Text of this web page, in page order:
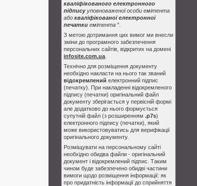
кваліфікованого електронного
підписууповноваженої особи емітента
або кваліфікованої електронної
печатки емітента ".
З метою дотримання цих вимог ми внесли
зміни до програмного забезпечення
персональних сайтів, відкритих на домені
infosite.com.ua
Технічно для розміщення документу
необхідно накласти на нього так званий
відокремлений електронний підпис
(печатку). При накладенні відокремленого
підпису (печатки) оригінальний файл
документу зберігається у первісній формі
але додатково до нього формується
супутній файл (з розширенням .p7s)
електронного підпису (печатки), який
може використовуватись для верифікації
оригінального документу.
Розміщувати на персональному сайті
необхідно обидва файли - оригінальний
документ і відокремлений підпис. Таким
чином буде забезпечено обидві частини
вимоги щодо розміщення інформації: як
про придатність інформації до сприйняття